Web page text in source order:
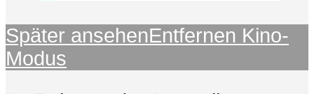
Später ansehenEntfernen Kino-
Modus